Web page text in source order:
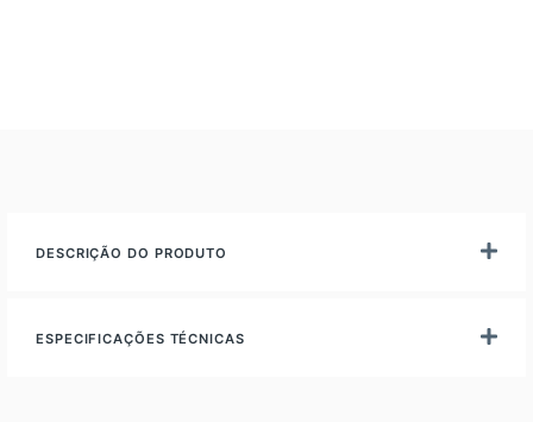
DESCRIÇÃO DO PRODUTO
ESPECIFICAÇÕES TÉCNICAS